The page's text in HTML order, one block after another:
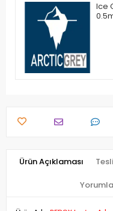
Ice
Ürün Açıklaması